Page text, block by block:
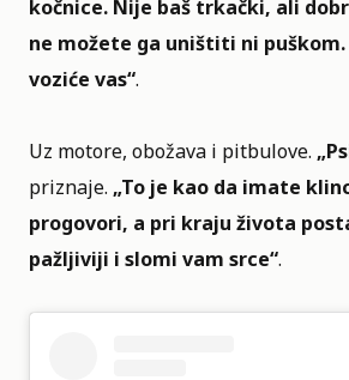
kočnice. Nije baš trkački, ali
ne možete ga uništiti ni
voziće vas“.
Uz motore, obožava i pitbulove.
priznaje. „To je kao da imate
progovori, a pri kraju života
pažljiviji i slomi vam srce“.